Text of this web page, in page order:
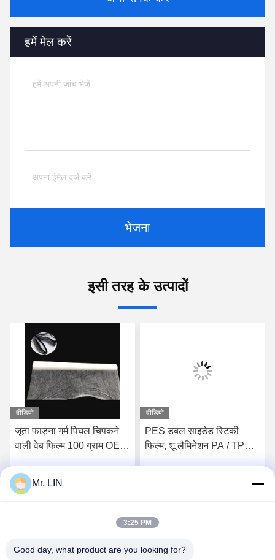
हमें मेल करें
भेजना
इसी तरह के उत्पादों
वीडियो
जूता फाड़ना गर्म पिघल चिपकने
वाली वेब फिल्म 100 ग्राम OEM
सर्वोत्तम मूल्य प्राप्त करें
वीडियो
PES डबल साइडेड स्टिकी
फिल्म, शू लैमिनेशन PA / TPU
Mr. LIN
3:25 PM
Good day, what product are you looking for?